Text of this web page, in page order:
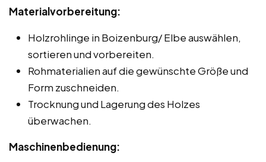
Materialvorbereitung:
Holzrohlinge in Boizenburg/ Elbe auswählen,
sortieren und vorbereiten.
Rohmaterialien auf die gewünschte Größe und
Form zuschneiden.
Trocknung und Lagerung des Holzes
überwachen.
Maschinenbedienung: